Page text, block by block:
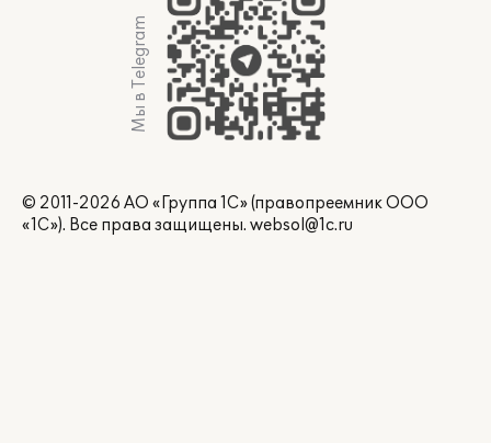
Мы в Telegram
© 2011-2026 АО «Группа 1С» (правопреемник ООО
«1С»). Все права защищены. websol@1c.ru